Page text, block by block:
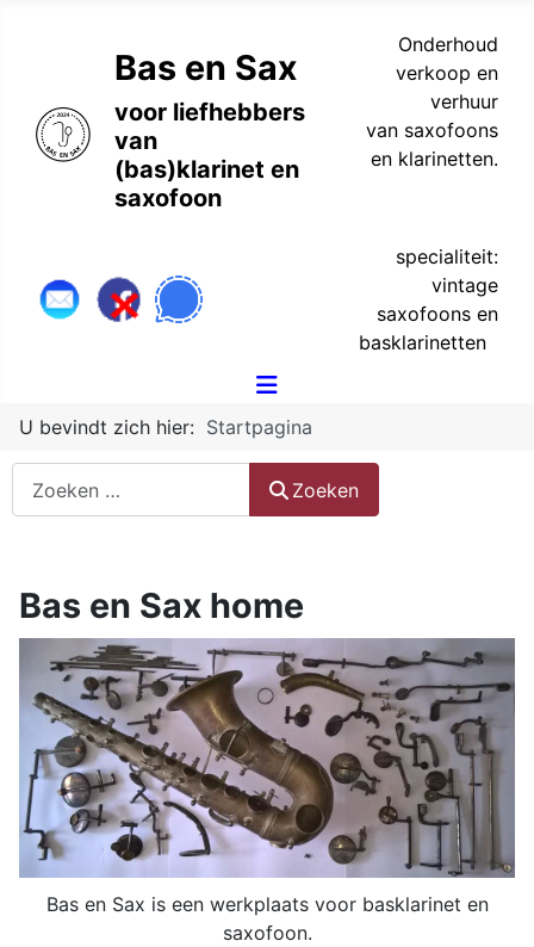
Bas en Sax
voor liefhebbers
van
(bas)klarinet en
saxofoon
Onderhoud
verkoop en
verhuur
van saxofoons
en klarinetten.
specialiteit:
vintage
saxofoons en
basklarinetten
U bevindt zich hier: Startpagina
Zoeken
Zoeken
Bas en Sax home
Bas en Sax is een werkplaats voor basklarinet en
saxofoon.